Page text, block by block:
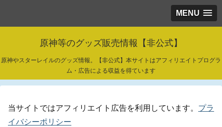
MENU
原神等のグッズ販売情報【非公式】
原神やスターレイルのグッズ情報。【非公式】本サイトはアフィリエイトプログラ
ム・広告による収益を得ています
当サイトではアフィリエイト広告を利用しています。 プラ
イバシーポリシー